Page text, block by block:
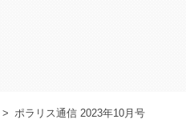
> ポラリス通信 2023年10月号